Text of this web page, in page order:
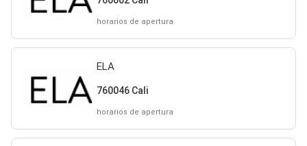
horarios de apertura
ELA
760046 Cali
horarios de apertura